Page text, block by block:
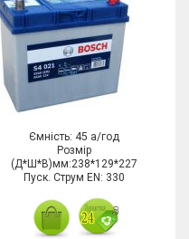
Ємність: 45 а/год
Розмір
(Д*Ш*В)мм:238*129*227
Пуск. Струм EN: 330